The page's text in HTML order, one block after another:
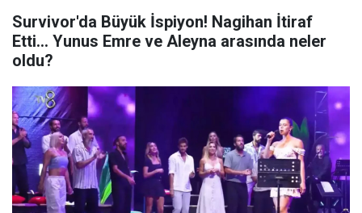
Survivor'da Büyük İspiyon! Nagihan İtiraf
Etti... Yunus Emre ve Aleyna arasında neler
oldu?